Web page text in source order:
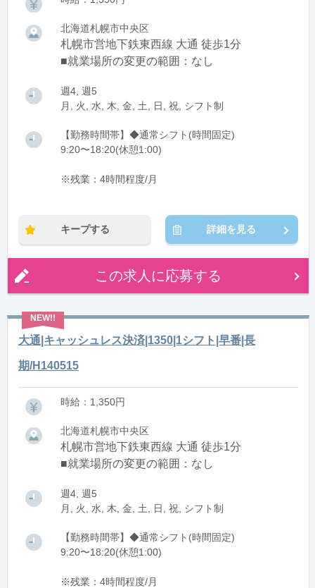
北海道札幌市中央区
札幌市営地下鉄東西線 大通 徒歩1分
■就業場所の変更の範囲：なし
週4, 週5
月, 火, 水, 木, 金, 土, 日, 祝, シフト制
【勤務時間帯】◆通常シフト(時間固定)
9:20〜18:20(休憩1:00)
※残業：4時間程度/月
キープする 詳細を見る
この求人に応募する
大通|キャッシュレス決済|1350|1シフト|早番|長
期/H140515
時給：1,350円
北海道札幌市中央区
札幌市営地下鉄東西線 大通 徒歩1分
■就業場所の変更の範囲：なし
週4, 週5
月, 火, 水, 木, 金, 土, 日, 祝, シフト制
【勤務時間帯】◆通常シフト(時間固定)
9:20〜18:20(休憩1:00)
※残業：4時間程度/月